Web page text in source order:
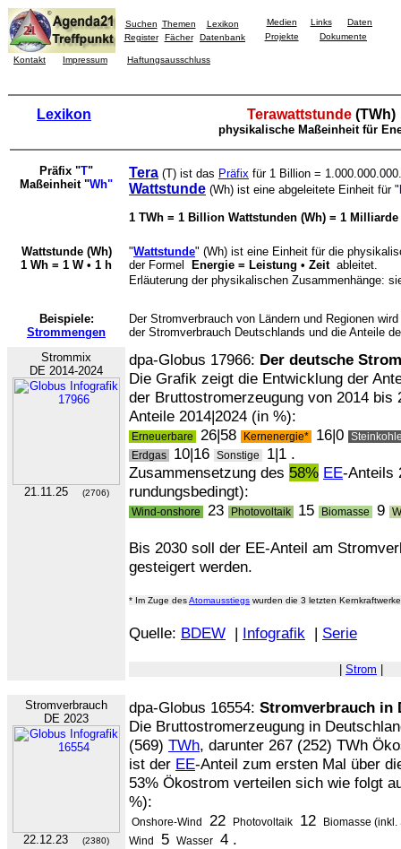
Suchen Themen
Lexikon
Register
Fächer Datenbank
Medien Links
Daten
Projekte
Dokumente
Kontakt Impressum Haftungsausschluss
Lexikon Terawattstunde (TWh)
physikalische Maßeinheit für
Präfix "T"
Maßeinheit "Wh"
Tera (T) ist das Präfix für 1 Billion =
Wattstunde (Wh) ist eine abgeleitete Einheit für "
1 TWh = 1 Billion Wattstunden (Wh) = 1 Milliarde
Wattstunde (Wh)
1 Wh = 1 W • 1 h
"Wattstunde" (Wh) ist eine Einheit für die
der Formel Energie = Leistung • Zeit ableitet.
Erläuterung der physikalischen Zusammenhänge:
Beispiele:
Strommengen
Der Stromverbrauch von Ländern und Regionen
der Stromverbrauch Deutschlands und die Anteile
Strommix
DE 2014-2024
21.11.25 (2706)
dpa-Globus 17966: Der deutsche
Die Grafik zeigt die Entwicklung der
der Bruttostromerzeugung von 2014 bis
Anteile 2014|2024 (in %):
Erneuerbare 26|58 Kernenergie* 16|0
Erdgas
10|16 Sonstige
1|1 .
Zusammensetzung des 58% EE-Anteils
rundungsbedingt):
Wind-onshore 23 Photovoltaik 15 Biomasse 9
Bis 2030 soll der EE-Anteil am
gesteigert werden.
* Im Zuge desAtomausstiegs wurden die 3 letzten
Quelle: BDEW | Infografik | Serie
Strom
Stromverbrauch
DE 2023
22.12.23 (2380)
dpa-Globus 16554: Stromverbrauch in
Die Bruttostromerzeugung in
(569) TWh, darunter 267 (252) TWh
ist der EE-Anteil zum ersten Mal über
53% Ökostrom verteilen sich wie folgt
%):
Onshore-Wind 22 Photovoltaik 12
Biomasse
Wind
5 Wasser 4 .